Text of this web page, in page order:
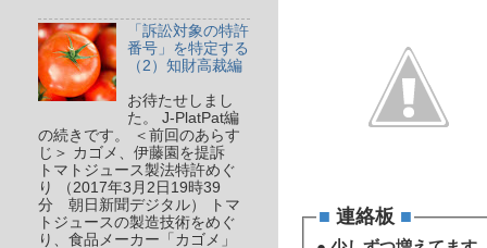
■連絡板 ■
「訴訟対象の特許
番号」を特定する
（2）知財高裁編
お待たせしまし
た。 J-PlatPat編
の続きです。 ＜前回のあらす
じ＞ カゴメ、伊藤園を提訴
トマトジュース製法特許めぐ
り （2017年3月2日19時39
分 朝日新聞デジタル） トマ
トジュースの製造技術をめぐ
り、食品メーカー「カゴメ」